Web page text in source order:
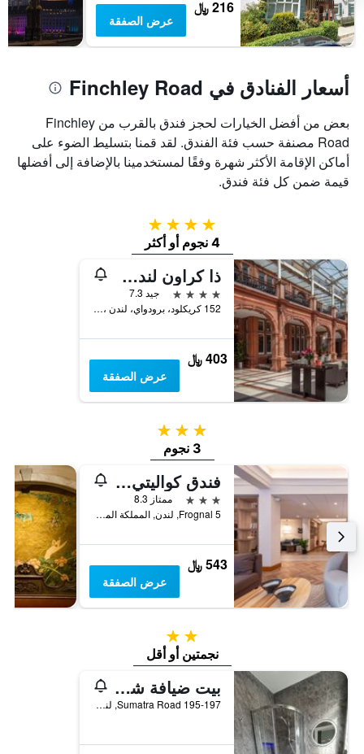
216 ﷼
عرض الصفقة
أسعار الفنادق في Finchley Road
بعض من أفضل الخيارات لحجز فندق بالقرب من Finchley
Road مصنفة حسب فئة الفندق. لقد قمنا بتسليط الضوء على
أماكن الإقامة الأكثر شهرة وفقًا لمستخدمينا بالإضافة إلى أفضلها
قيمة ضمن كل فئة فندق.
4 نجوم
4 نجوم أو أكثر
ذا كراون لندن هوتل، كريكلوود (نورث ويست لندن)، وورلدهوتلز ديستينكتيف
4 نجوم
جيد 7.3
152 كريكلود، برودواي، لندن ، المملكة المتحدة, لندن, المملكة المتحدة
403 ﷼
عرض الصفقة
3 نجوم
3 نجوم
فندق كواليتي هامبستيد
3 نجوم
ممتاز 8.3
5 Frognal, لندن, المملكة المتحدة
543 ﷼
عرض الصفقة
2 نجمتين
نجمتين أو أقل
بيت ضيافة شارلوت
195-197 Sumatra Road, لندن, المملكة المتحدة